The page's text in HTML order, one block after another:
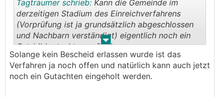
. .
Tagtraumer schrieb: Kann die Gemeinde im
derzeitigen Stadium des Einreichverfahrens
(Vorprüfung ist ja grundsätzlich abgeschlossen
und Nachbarn verständigt) eigentlich noch ein
Ortsbildgutachten anfordern,
Solange kein Bescheid erlassen wurde ist das
Verfahren ja noch offen und natürlich kann auch jetzt
noch ein Gutachten eingeholt werden.